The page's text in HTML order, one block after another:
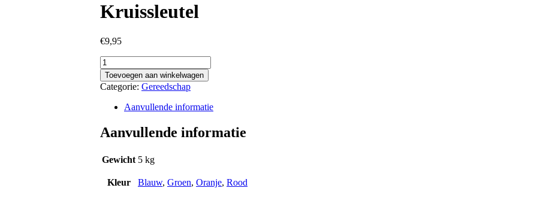
Kruissleutel
€9,95
Kruissleutel
aantal
Toevoegen aan winkelwagen
Categorie: Gereedschap
Aanvullende informatie
Aanvullende informatie
Gewicht 5 kg
Kleur Blauw, Groen, Oranje, Rood